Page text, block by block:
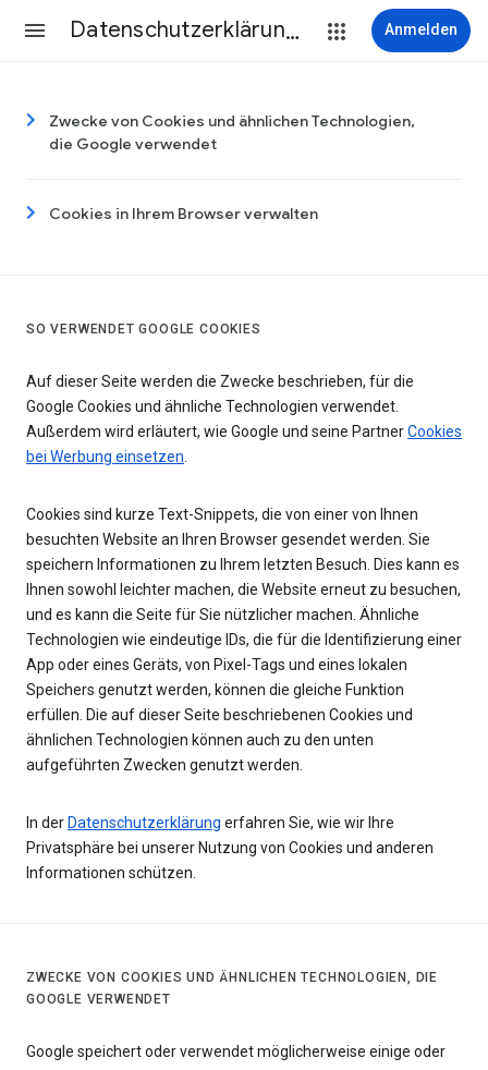
Datenschutzerklärung & Nutzungsbedingungen Anmelden
Zwecke von Cookies und ähnlichen Technologien,
die Google verwendet
Cookies in Ihrem Browser verwalten
SO VERWENDET GOOGLE COOKIES
Auf dieser Seite werden die Zwecke beschrieben, für die
Google Cookies und ähnliche Technologien verwendet.
Außerdem wird erläutert, wie Google und seine PartnerCookies
bei Werbung einsetzen.
Cookies sind kurze Text-Snippets, die von einer von Ihnen
besuchten Website an Ihren Browser gesendet werden. Sie
speichern Informationen zu Ihrem letzten Besuch. Dies kann es
Ihnen sowohl leichter machen, die Website erneut zu besuchen,
und es kann die Seite für Sie nützlicher machen. Ähnliche
Technologien wie eindeutige IDs, die für die Identifizierung einer
App oder eines Geräts, von Pixel-Tags und eines lokalen
Speichers genutzt werden, können die gleiche Funktion
erfüllen. Die auf dieser Seite beschriebenen Cookies und
ähnlichen Technologien können auch zu den unten
aufgeführten Zwecken genutzt werden.
In der Datenschutzerklärung erfahren Sie, wie wir Ihre
Privatsphäre bei unserer Nutzung von Cookies und anderen
Informationen schützen.
ZWECKE VON COOKIES UND ÄHNLICHEN TECHNOLOGIEN, DIE
GOOGLE VERWENDET
Google speichert oder verwendet möglicherweise einige oder